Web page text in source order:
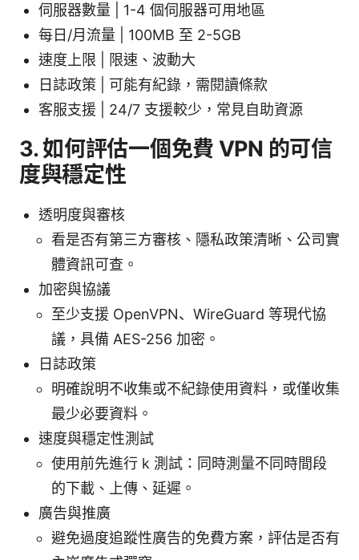
伺服器數量 | 1-4 個伺服器可用地區
每日/月流量 | 100MB 至 2-5GB
速度上限 | 限速、波動大
日誌政策 | 可能有紀錄，需閱讀條款
客服支援 | 24/7 支援較少，常見自助資源
3. 如何評估一個免費 VPN 的可信
度與穩定性
透明度與審核
看是否有第三方審核、隱私政策清晰、公司實
體資訊可查。
加密與協議
至少支援 OpenVPN、WireGuard 等現代協
議，具備 AES-256 加密。
日誌政策
明確說明不收集或不紀錄使用資料，或僅收集
最少必要資料。
速度與穩定性測試
使用前先進行 k 測試：同時測量不同時間段
的下載、上傳、延遲。
廣告與推廣
避免過度追蹤性廣告的免費方案，評估是否有